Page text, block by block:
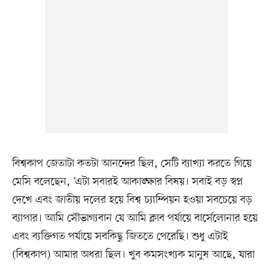
বিশ্বকাপ জেতাটা কতটা আনন্দের ছিল, সেটি ব্যাখ্যা করতে গিয়ে
মেসি বলেছেন, ‘এটা সবারই আকাঙ্ক্ষার বিষয়। সবাই বড় স্বপ্ন
দেখে এবং জাতীয় দলের হয়ে বিশ্ব চ্যাম্পিয়ন হওয়া সবচেয়ে বড়
ব্যাপার। আমি সৌভাগ্যবান যে আমি ক্লাব পর্যায়ে বার্সেলোনার হয়ে
এবং ব্যক্তিগত পর্যায়ে সবকিছু জিততে পেরেছি। শুধু এটাই
(বিশ্বকাপ) আমার অধরা ছিল। খুব কমসংখ্যক মানুষ আছে, যারা